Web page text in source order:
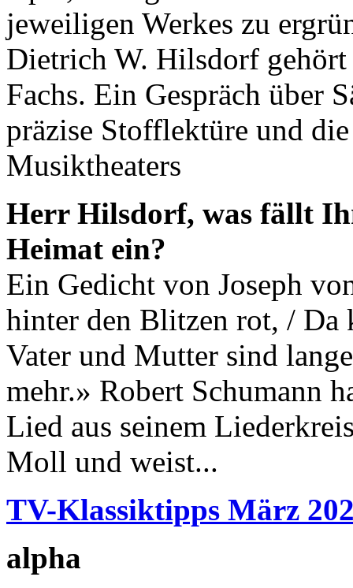
jeweiligen Werkes zu
Dietrich W. Hilsdorf
Fachs. Ein Gespräch über
präzise Stofflektüre und
Musiktheaters
Herr Hilsdorf, was fällt
Heimat ein?
Ein Gedicht von Joseph
hinter den Blitzen rot, / Da
Vater und Mutter sind
mehr.» Robert Schumann
Lied aus seinem
Moll und weist...
TV-Klassiktipps März
alpha